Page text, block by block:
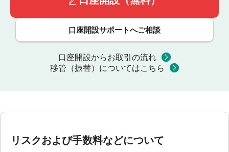
口座開設サポートへご相談
口座開設からお取引の流れ
移管（振替）についてはこちら
リスクおよび手数料などについて